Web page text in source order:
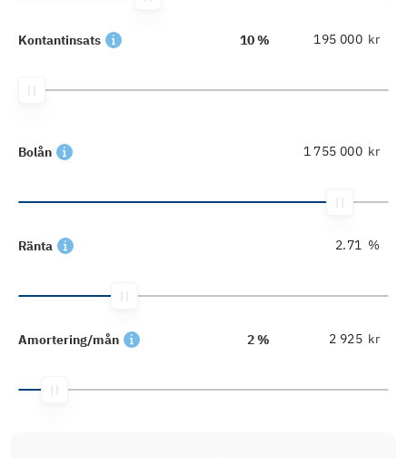
Kontantinsats 10 % kr
Bolån kr
Ränta %
Amortering/mån 2 % kr